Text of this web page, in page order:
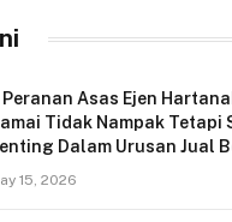
Peranan Asas Ejen
Tidak Nampak Tetapi
Dalam Urusan Jual
15, 2026